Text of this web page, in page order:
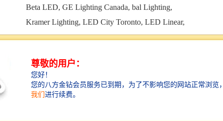
Beta LED, GE Lighting Canada, bal Lighting,
Kramer Lighting, LED City Toronto, LED Linear,
Lightform, National LED, Oligo Lighting, Osram
【上届回顾】
2025年有500多家企业参展，比2024年增长了
33%。展会三天